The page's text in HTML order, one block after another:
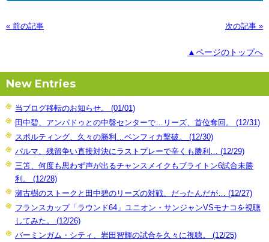
« 前の記事 次の記事 »
▲ページのトップへ
New Entries
当ブログ移転のお知らせ。 (01/01)
田中碧、アンパドゥとの中盤センターで…リーズ、首位奪回。 (12/31)
スポルティング、久々の勝利…ベンフィカ撃破。 (12/30)
パルマ、残留争い直接対決にラストプレーで辛くも勝利… (12/29)
三笘、何度も思わず声が出るチャンスメイクもブライトン6試合未勝
利。 (12/28)
瀬古樹のストークと田中碧のリーズの対戦、だったんだが… (12/27)
フランスカップ「ラウンド64」ユニオン・サンジャンVSモナコを視聴
してみた。 (12/26)
バーミンガム・シティ、岩田智輝の試合を久々に視聴。 (12/25)